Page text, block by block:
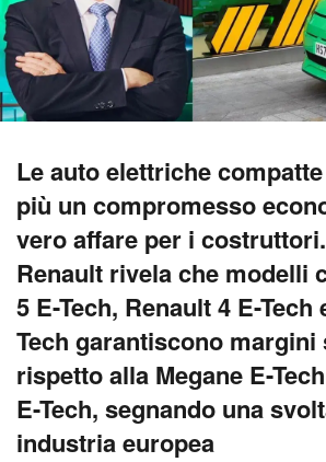
Le auto elettriche
più un compromesso
vero affare per i
Renault rivela che modelli
5 E-Tech, Renault 4 E-Tech
Tech garantiscono
rispetto alla Megane E-
E-Tech, segnando una
industria europea